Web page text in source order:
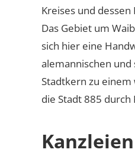
Kreises und
Das Gebiet um
sich hier eine
alemannischen
Stadtkern zu
die Stadt 885 durch